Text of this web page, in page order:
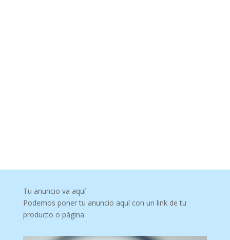
Tu anuncio va aquí
Podemos poner tu anuncio aquí con un link de tu
producto o página